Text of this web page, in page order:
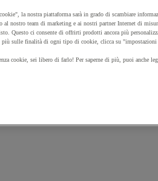
Manutan Expert
la nostra piattaforma sarà in grado di scambiare
al nostro team di marketing e ai nostri partner Internet di
Questo ci consente di offrirti prodotti ancora più
più sulle finalità di ogni tipo di cookie, clicca su "impostazioni
cookie, sei libero di farlo! Per saperne di più, puoi anche